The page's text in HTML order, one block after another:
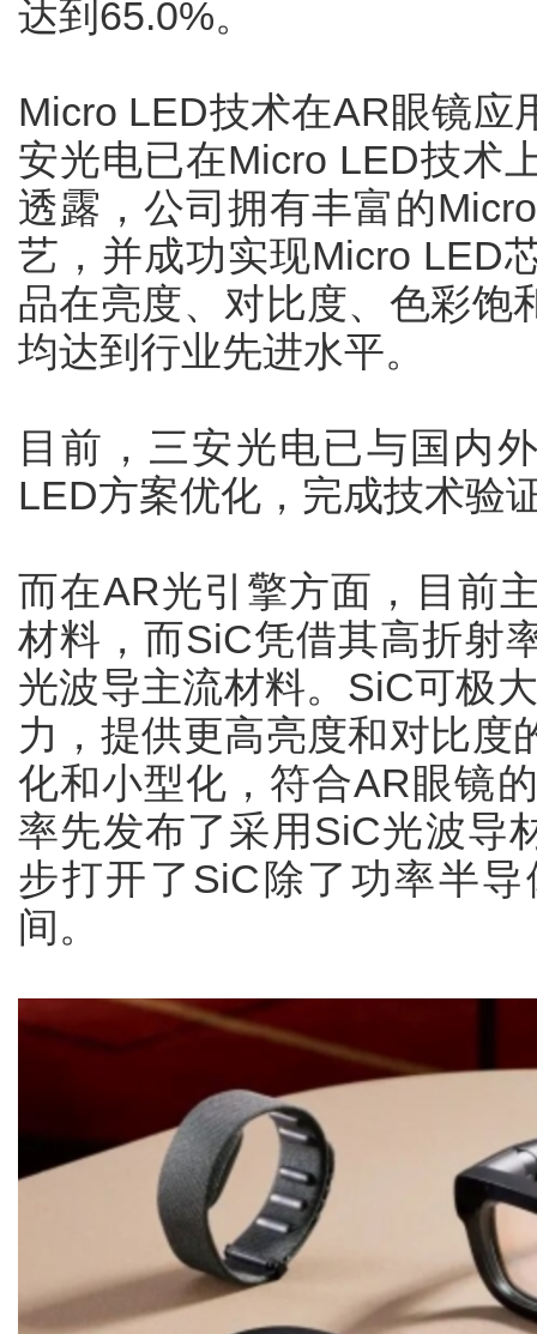
达到65.0%。
Micro LED技术在AR眼镜应
安光电已在Micro LED技术
透露，公司拥有丰富的
艺，并成功实现Micro LED
品在亮度、对比度、色彩饱
均达到行业先进水平。
目前，三安光电已与国内
LED方案优化，完成技术验
而在AR光引擎方面，目前
材料，而SiC凭借其高折射
光波导主流材料。SiC可极
力，提供更高亮度和对比度
化和小型化，符合AR眼镜
率先发布了采用SiC光波导
步打开了SiC除了功率半
间。